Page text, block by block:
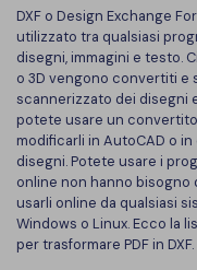
Cloud
PDFelement
Online Gratis
PDF in Word
Comprimere
Stampa PDF
Converti PDF
Modifica PDF
Compimi PDF
Organizza PDF
Ritaglia PDF
Conversione PDF
Top PDF Editor
Esegui OCR su PDF
APP PDF
Firma su PDF
PDF editor per Mac
search
DXF o Design Exchange
utilizzato tra qualsiasi
disegni, immagini e testo.
o 3D vengono convertiti e
scannerizzato dei disegni
potete usare un
modificarli in AutoCAD o
disegni. Potete usare i
online non hanno
usarli online da qualsiasi
Windows o Linux. Ecco la
per trasformare PDF in DXF.